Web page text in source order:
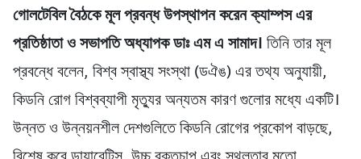
গোলটেবিল বৈঠকে মূল প্রবন্ধ উপস্থাপন করেন ক্যাম্পস এর
প্রতিষ্ঠাতা ও সভাপতি অধ্যাপক ডাঃ এম এ সামাদ।তিনি তার মূল
প্রবন্ধে বলেন, বিশ্ব স্বাস্থ্য সংস্থা (ডঐঙ) এর তথ্য অনুযায়ী,
কিডনি রোগ বিশ্বব্যাপী মৃত্যুর অন্যতম কারণ গুলোর মধ্যে একটি।
উন্নত ও উন্নয়নশীল দেশগুলিতে কিডনি রোগের প্রকোপ বাড়ছে,